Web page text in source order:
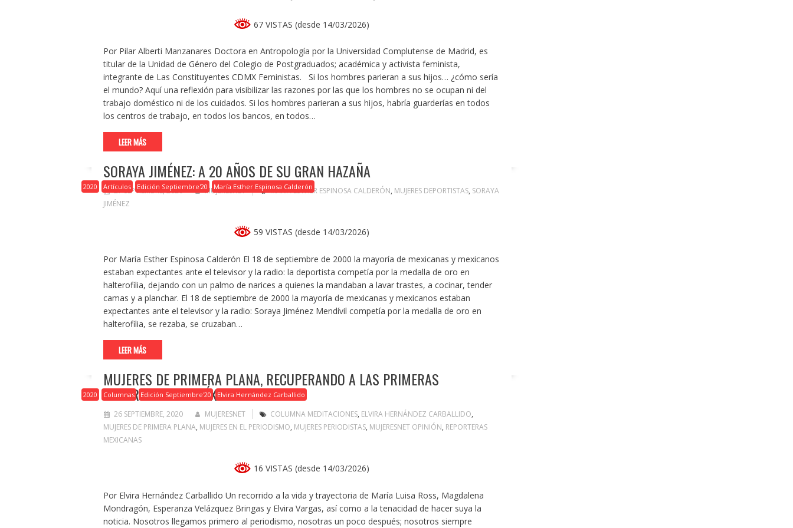
67 VISTAS (desde 14/03/2026)
Por Pilar Alberti Manzanares Doctora en Antropología por la Universidad Complutense de Madrid, es
titular de la Unidad de Género del Colegio de Postgraduados; académica y activista feminista,
integrante de Las Constituyentes CDMX Feministas. Si los hombres parieran a sus hijos… ¿cómo sería
el mundo? Aquí una reflexión para visibilizar las razones por las que los hombres no se ocupan ni del
trabajo doméstico ni de los cuidados. Si los hombres parieran a sus hijos, habría guarderías en todos
los centros de trabajo, en todos los bancos, en todos…
LEER MÁS
2020 Artículos Edición Septiembre'20 María Esther Espinosa Calderón
SORAYA JIMÉNEZ: A 20 AÑOS DE SU GRAN HAZAÑA
27 SEPTIEMBRE, 2020 MUJERESNET MARÍA ESTHER ESPINOSA CALDERÓN, MUJERES DEPORTISTAS, SORAYA
JIMÉNEZ
59 VISTAS (desde 14/03/2026)
Por María Esther Espinosa Calderón El 18 de septiembre de 2000 la mayoría de mexicanas y mexicanos
estaban expectantes ante el televisor y la radio: la deportista competía por la medalla de oro en
halterofilia, dejando con un palmo de narices a quienes la mandaban a lavar trastes, a cocinar, tender
camas y a planchar. El 18 de septiembre de 2000 la mayoría de mexicanas y mexicanos estaban
expectantes ante el televisor y la radio: Soraya Jiménez Mendívil competía por la medalla de oro en
halterofilia, se rezaba, se cruzaban…
LEER MÁS
2020 Columnas Edición Septiembre'20 Elvira Hernández Carballido
MUJERES DE PRIMERA PLANA, RECUPERANDO A LAS PRIMERAS
REPORTERAS EN MÉXICO
26 SEPTIEMBRE, 2020 MUJERESNET COLUMNA MEDITACIONES, ELVIRA HERNÁNDEZ CARBALLIDO,
MUJERES DE PRIMERA PLANA, MUJERES EN EL PERIODISMO, MUJERES PERIODISTAS, MUJERESNET OPINIÓN, REPORTERAS
MEXICANAS
16 VISTAS (desde 14/03/2026)
Por Elvira Hernández Carballido Un recorrido a la vida y trayectoria de María Luisa Ross, Magdalena
Mondragón, Esperanza Velázquez Bringas y Elvira Vargas, así como a la tenacidad de hacer suya la
noticia. Nosotros llegamos primero al periodismo, nosotras un poco después; nosotros siempre